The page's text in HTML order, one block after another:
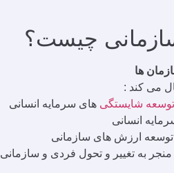
چیست؟
ها
توسعه شایستگی های سرمایه انسانی